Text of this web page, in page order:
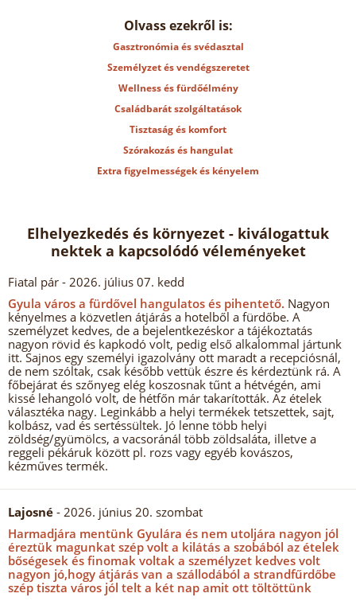
Olvass ezekről is:
Gasztronómia és svédasztal
Személyzet és vendégszeretet
Wellness és fürdőélmény
Családbarát szolgáltatások
Tisztaság és komfort
Szórakozás és hangulat
Extra figyelmességek és kényelem
Elhelyezkedés és környezet - kiválogattuk
nektek a kapcsolódó véleményeket
Fiatal pár - 2026. július 07. kedd
Gyula város a fürdővel hangulatos és pihentető. Nagyon
kényelmes a közvetlen átjárás a hotelből a fürdőbe. A
személyzet kedves, de a bejelentkezéskor a tájékoztatás
nagyon rövid és kapkodó volt, pedig első alkalommal jártunk
itt. Sajnos egy személyi igazolvány ott maradt a recepciósnál,
de nem szóltak, csak később vettük észre és kérdeztünk rá. A
főbejárat és szőnyeg elég koszosnak tűnt a hétvégén, ami
kissé lehangoló volt, de hétfőn már takarították. Az ételek
választéka nagy. Leginkább a helyi termékek tetszettek, sajt,
kolbász, vad és sertéssültek. Jó lenne több helyi
zöldség/gyümölcs, a vacsoránál több zöldsaláta, illetve a
reggeli pékáruk között pl. rozs vagy egyéb kovászos,
kézműves termék.
Lajosné - 2026. június 20. szombat
Harmadjára mentünk Gyulára és nem utoljára nagyon jól
éreztük magunkat szép volt a kilátás a szobából az ételek
bőségesek és finomak voltak a személyzet kedves volt
nagyon jó,hogy átjárás van a szállodából a strandfűrdőbe
szép tiszta város jól telt a két nap amit ott töltöttünk